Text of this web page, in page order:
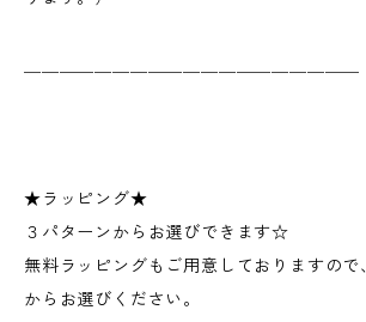
★ラッピング★
３パターンからお選びできます☆
無料ラッピングもご用意しておりますので
からお選びください。